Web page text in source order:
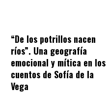
“De los potrillos nacen
ríos”. Una geografía
emocional y mítica en los
cuentos de Sofía de la
Vega